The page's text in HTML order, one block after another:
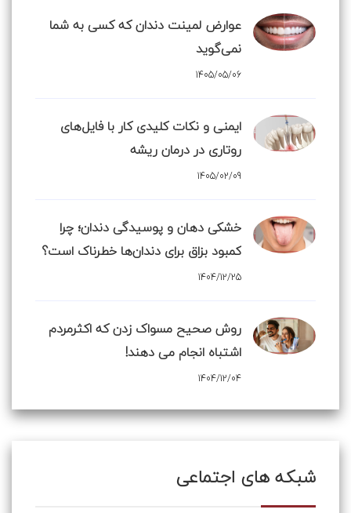
عوارض لمینت دندان که کسی به شما
نمی‌گوید
1405/05/06
ایمنی و نکات کلیدی کار با فایل‌های
روتاری در درمان ریشه
1405/02/09
خشکی دهان و پوسیدگی دندان؛ چرا
کمبود بزاق برای دندان‌ها خطرناک است؟
1404/12/25
روش صحیح مسواک زدن که اکثرمردم
اشتباه انجام می دهند!
1404/12/04
شبکه های اجتماعی